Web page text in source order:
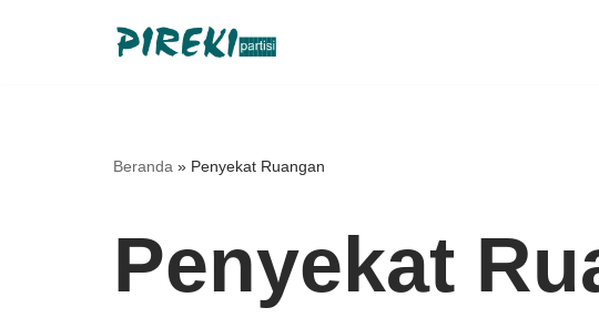
Beranda » Penyekat Ruangan
Penyekat